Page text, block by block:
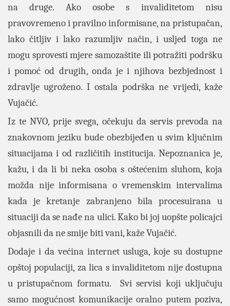
na druge. Ako osobe s invaliditetom nisu
pravovremeno i pravilno informisane, na pristupačan,
lako čitljiv i lako razumljiv način, i usljed toga ne
mogu sprovesti mjere samozaštite ili potražiti podršku
i pomoć od drugih, onda je i njihova bezbjednost i
zdravlje ugroženo. I ostala podrška ne vrijedi, kaže
Vujačić.
Iz te NVO, prije svega, očekuju da servis prevoda na
znakovnom jeziku bude obezbijeđen u svim ključnim
situacijama i od različitih institucija. Nepoznanica je,
kažu, i da li bi neka osoba s oštećenim sluhom, koja
možda nije informisana o vremenskim intervalima
kada je kretanje zabranjeno bila procesuirana u
situaciji da se nađe na ulici. Kako bi joj uopšte policajci
objasnili da ne smije biti vani, kaže Vujačić.
Dodaje i da većina internet usluga, koje su dostupne
opštoj populaciji, za lica s invaliditetom nije dostupna
u pristupačnom formatu. Svi servisi koji uključuju
samo mogućnost komunikacije oralno putem poziva,